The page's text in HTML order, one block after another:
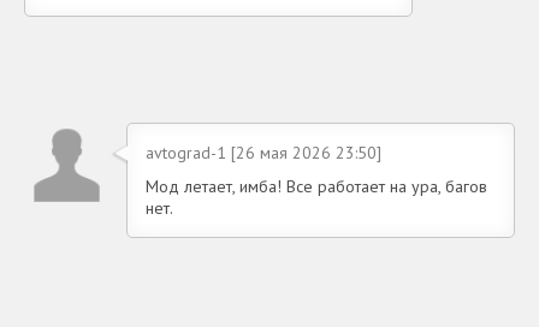
avtograd-1 [26 мая 2026 23:50]
Мод летает, имба! Все работает на ура, багов
нет.